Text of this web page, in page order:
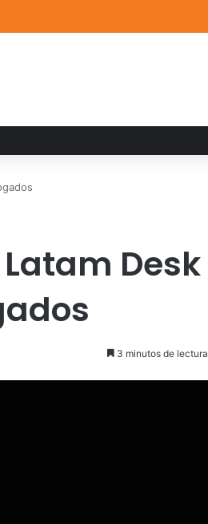
Curso de Verano de Escuelas Aztecas
Desk
3 minutos de lectura